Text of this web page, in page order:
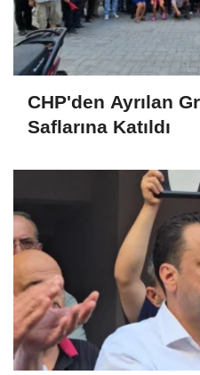
CHP'den Ayrılan
Saflarına Katıldı